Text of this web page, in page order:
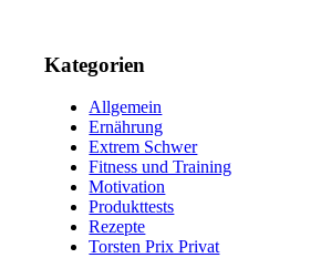
Kategorien
Allgemein
Ernährung
Extrem Schwer
Fitness und Training
Motivation
Produkttests
Rezepte
Torsten Prix Privat